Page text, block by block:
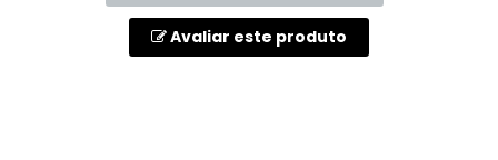
Avaliar este produto